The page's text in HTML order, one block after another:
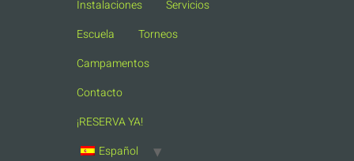
Instalaciones
Servicios
Escuela
Torneos
Campamentos
Contacto
¡RESERVA YA!
Español